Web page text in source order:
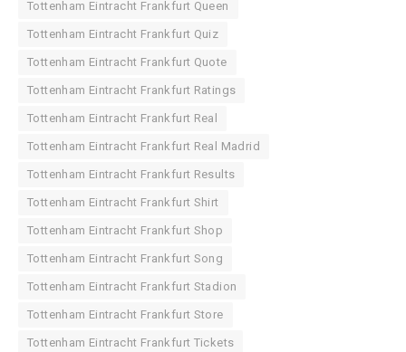
Tottenham Eintracht Frankfurt Queen
Tottenham Eintracht Frankfurt Quiz
Tottenham Eintracht Frankfurt Quote
Tottenham Eintracht Frankfurt Ratings
Tottenham Eintracht Frankfurt Real
Tottenham Eintracht Frankfurt Real Madrid
Tottenham Eintracht Frankfurt Results
Tottenham Eintracht Frankfurt Shirt
Tottenham Eintracht Frankfurt Shop
Tottenham Eintracht Frankfurt Song
Tottenham Eintracht Frankfurt Stadion
Tottenham Eintracht Frankfurt Store
Tottenham Eintracht Frankfurt Tickets